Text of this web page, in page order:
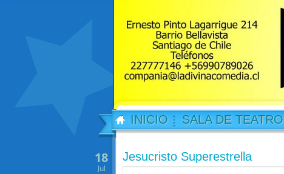
INICIO SALA DE TEATRO
Jesucristo Superestrella
18
Jul